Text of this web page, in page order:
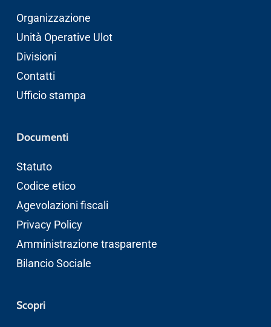
Organizzazione
Unità Operative Ulot
Divisioni
Contatti
Ufficio stampa
Documenti
Statuto
Codice etico
Agevolazioni fiscali
Privacy Policy
Amministrazione trasparente
Bilancio Sociale
Scopri